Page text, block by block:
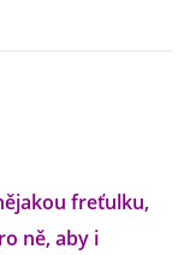
freťulku,
ně, aby i